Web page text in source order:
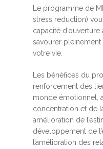
Le programme de
stress reduction)
capacité
savourer
votre vie.
Les bénéfices du
renforcement des
monde émotionnel,
concentration et de
amélioration de
développement de
l’amélioration des